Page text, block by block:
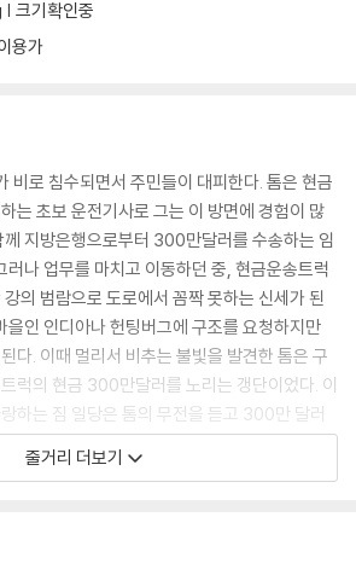
크기확인중
용가
비로 침수되면서 주민들이 대피한다. 톰은 현금
는 초보 운전기사로 그는 이 방면에 경험이 많
지방은행으로부터 300만달러를 수송하는 임
러나 업무를 마치고 이동하던 중, 현금운송트럭
의 범람으로 도로에서 꼼짝 못하는 신세가 된
을인 인디아나 헌팅버그에 구조를 요청하지만
다. 이때 멀리서 비추는 불빛을 발견한 톰은 구
럭의 현금 300만달러를 노리는 갱단이었다. 이
하는 짐 일당은 톰의 무전을 듣고 300만 달러
다 먼저 도착한 것이다. 홍수라는 재난이 일어
하고, 경찰의 추적은 불가능한 완전범죄의 기회
를 가지고 가까스로 도망친 톰은 홍수로 물에
줄거리 더보기